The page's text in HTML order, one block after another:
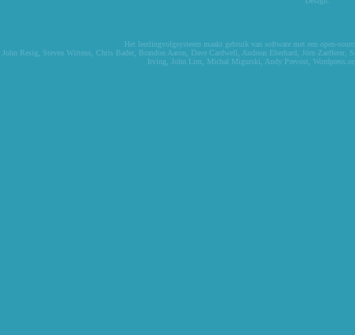
Het leerlingvolgsysteem maakt gebruik van software met een open-
John Resig
Steven Wittens, Chris Bader, Brandon Aaron Dave Cardwell Andreas Eberhard Jörn Zaefferer,
Irving
John Lim Michal Migurski Andy Prevost